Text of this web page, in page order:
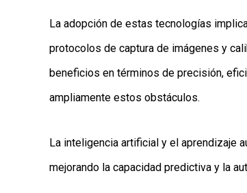
La adopción de estas tecnologías
protocolos de captura de imágenes y
beneficios en términos de precisión,
ampliamente estos obstáculos.
La inteligencia artificial y el aprendizaje
mejorando la capacidad predictiva y la